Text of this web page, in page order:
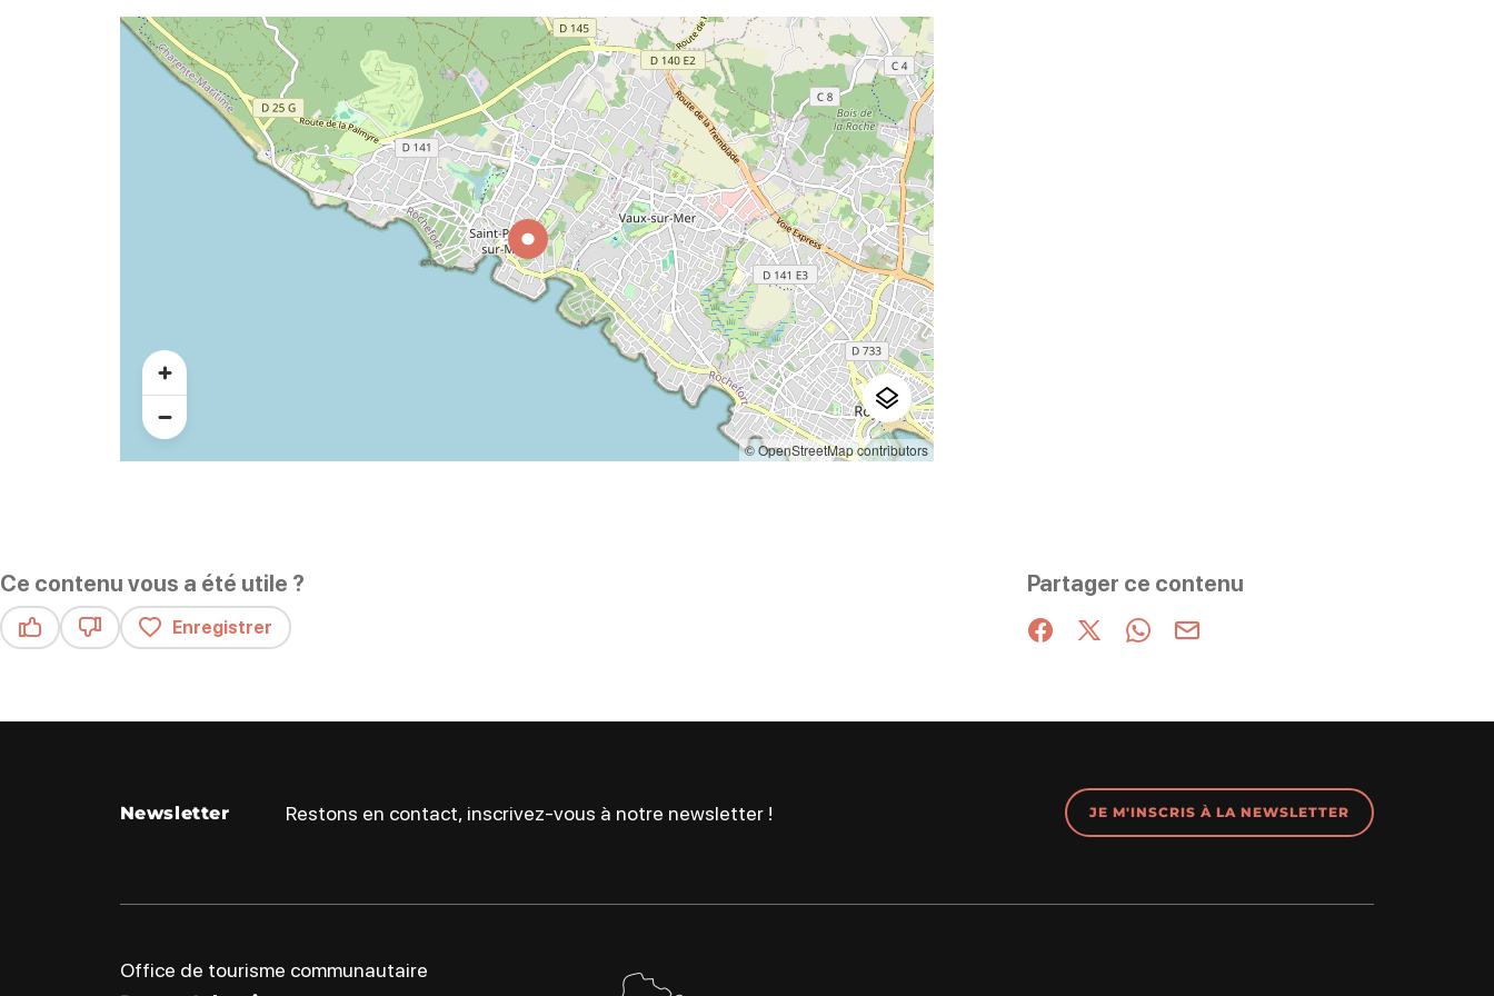
© OpenStreetMap contributors
Ce contenu vous a été utile ?
Enregistrer
Partager ce contenu
Partager sur Facebook (nouvelle fenêtre)
Partager sur X / Twitter (nouvelle fenêtre)
Partager sur WhatsApp
Partager par mail
Newsletter Restons en contact, inscrivez-vous à notre newsletter ! JE M'INSCRIS À LA NEWSLETTER
Office de tourisme communautaire